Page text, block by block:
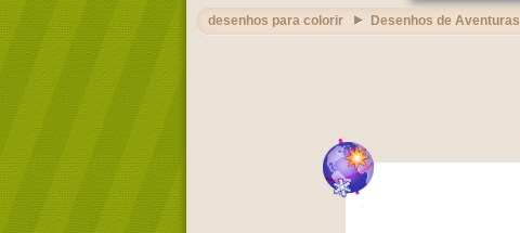
desenhos para colorir Desenhos de Aventuras